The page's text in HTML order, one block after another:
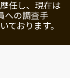
任し、現在は
への調査手
ております。